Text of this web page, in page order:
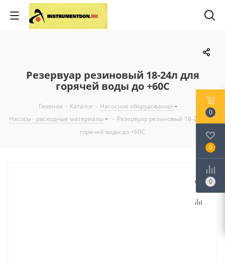
Резервуар резиновый 18-24л для
горячей воды до +60С
Главная - Каталог - Насосное оборудование
-
Насосы - расходные материалы
- Резервуар резиновый 18-24л для
горячей воды до +60С
0
0
0